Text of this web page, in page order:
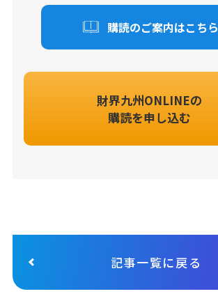
購読のご案内はこちら
財界九州ONLINEの
購読を申し込む
記事一覧に戻る